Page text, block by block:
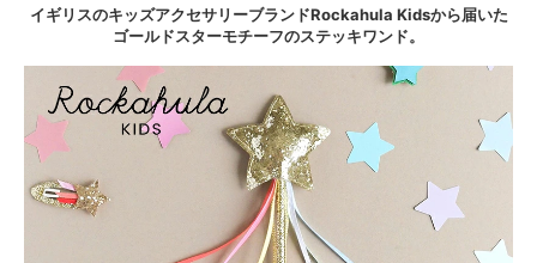
イギリスのキッズアクセサリーブランドRockahula Kidsから届いた
ゴールドスターモチーフのステッキワンド。